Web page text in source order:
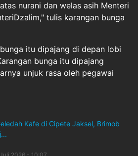
nurani dan welas asih Menteri
tulis karangan bunga
itu dipajang di depan lobi
bunga itu dipajang
unjuk rasa oleh pegawai
Kafe di Cipete Jaksel, Brimob